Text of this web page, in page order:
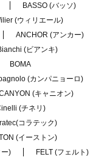
BASSO (バッソ)
(ウィリエール)
ANCHOR (アンカー)
(ビアンキ)
BOMA
(カンパニョーロ)
(キャニオン)
(チネリ)
コラテック)
(イーストン)
ー)
FELT (フェルト)